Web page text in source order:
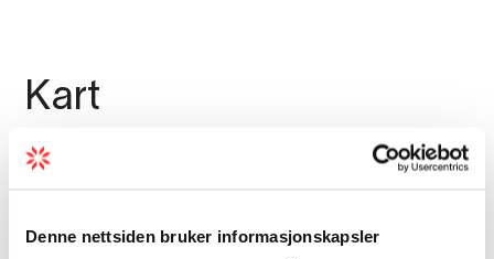
Denne nettsiden bruker informasjonskapsler
Kart